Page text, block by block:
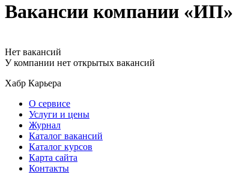
Вакансии компании «ИП»
Нет вакансий
У компании нет открытых вакансий
Хабр Карьера
О сервисе
Услуги и цены
Журнал
Каталог вакансий
Каталог курсов
Карта сайта
Контакты